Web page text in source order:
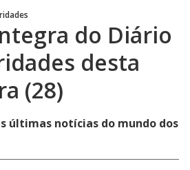
do Diário
desta
(28)
últimas notícias do mundo dos